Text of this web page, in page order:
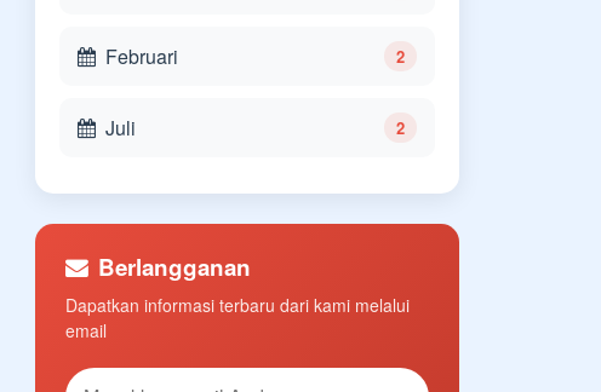
Februari 2
Juli 2
Berlangganan
Dapatkan informasi terbaru dari kami melalui
email